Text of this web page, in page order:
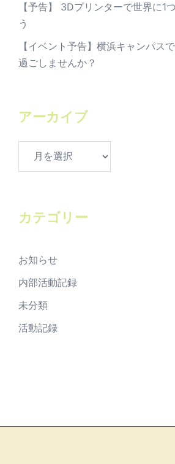
【予告】 3Dプリンターで世界に1
う
【イベント予告】横浜キャンパス
過ごしませんか？
アーカイブ
ブ
カテゴリー
お知らせ
内部活動記録
未分類
活動記録